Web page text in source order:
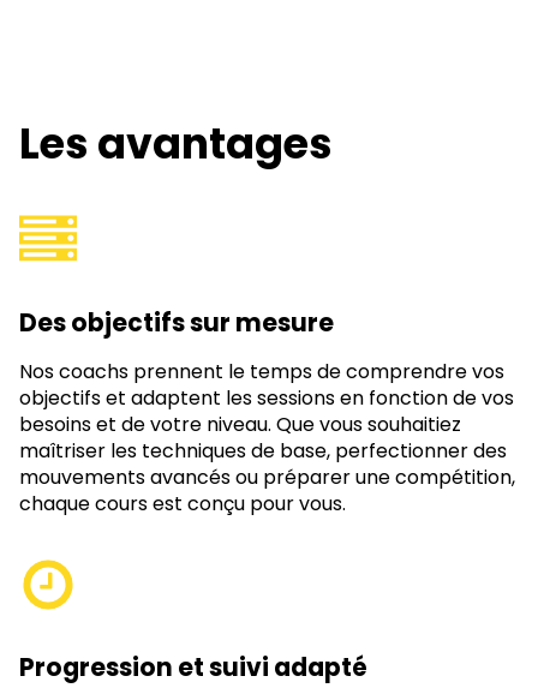
Les avantages
Des objectifs sur mesure
Nos coachs prennent le temps de comprendre vos
objectifs et adaptent les sessions en fonction de vos
besoins et de votre niveau. Que vous souhaitiez
maîtriser les techniques de base, perfectionner des
mouvements avancés ou préparer une compétition,
chaque cours est conçu pour vous.
Progression et suivi adapté